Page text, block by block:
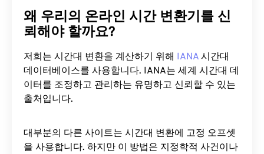
왜 우리의 온라인 시간 변환기를 신
뢰해야 할까요?
저희는 시간대 변환을 계산하기 위해 IANA 시간대
데이터베이스를 사용합니다. IANA는 세계 시간대 데
이터를 조정하고 관리하는 유명하고 신뢰할 수 있는
출처입니다.
대부분의 다른 사이트는 시간대 변환에 ​​고정 오프셋
을 사용합니다. 하지만 이 방법은 지정학적 사건이나